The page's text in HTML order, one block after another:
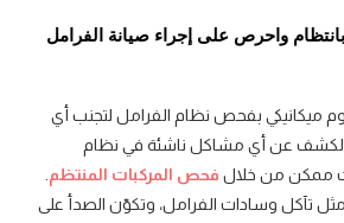
واحرص على إجراء صيانة الفرامل
ميكانيكي بفحص نظام الفرامل لتجنب أي
الكشف عن أي مشاكل ناشئة في نظام
ممكن من خلال فحص المركبات المنتظم
وسادات الفرامل، وتكوّن الصدأ على